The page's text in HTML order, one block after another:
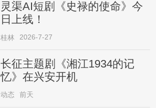
灵渠AI短剧《史禄的使命》今
日上线！
桂林 2026-7-27
长征主题剧《湘江1934的记
忆》在兴安开机
动态 前天